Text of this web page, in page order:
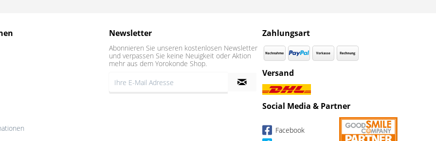
Newsletter
Abonnieren Sie unseren kostenlosen Newsletter
und verpassen Sie keine Neuigkeit oder Aktion
mehr aus dem Yorokonde Shop.
Zahlungsart
Versand
Social Media & Partner
Facebook